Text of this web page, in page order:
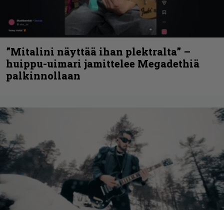
”Mitalini näyttää ihan plektralta” –
huippu-uimari jamittelee Megadethiä
palkinnollaan